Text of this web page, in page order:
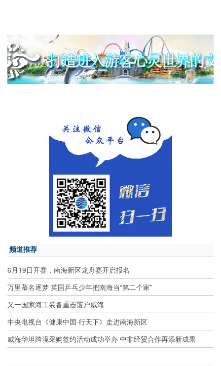
频道推荐
6月19日开赛，南海新区龙舟赛开启报名
万里慕名逐梦 英国乒乓少年把南海当“第二个家”
又一国家海工装备重器落户威海
中央电视台《健康中国·行天下》走进南海新区
威海华坦跨境采购签约活动成功举办 中非经贸合作再添新成果